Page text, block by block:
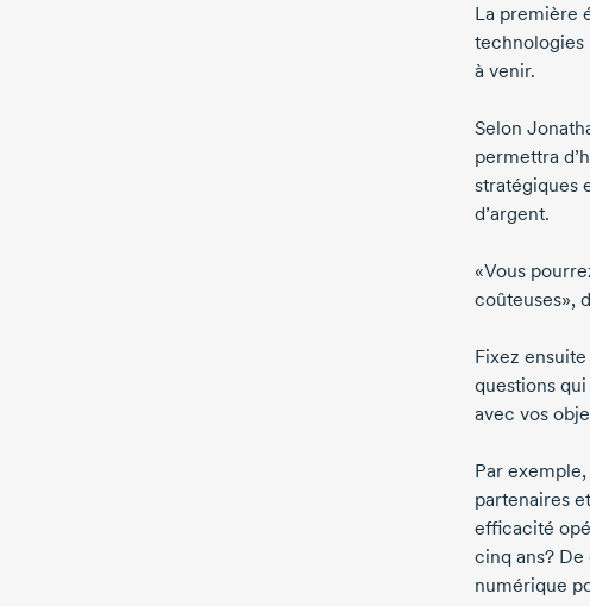
La première
technologies
à venir.
Selon
permettra
stratégiques
d’argent.
«Vous
coûteuses»,
Fixez
questions
avec vos
Par
partenaires
efficacité
cinq ans? De
numérique